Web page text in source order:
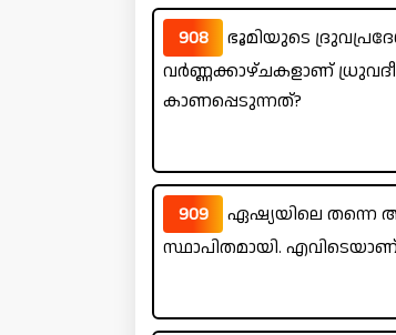
908
ഭൂമിയുടെ
വർണ്ണക്കാഴ്ചകളാണ്
കാണപ്പെടുന്നത്?
909
ഏഷ്യയിലെ തന്നെ
സ്ഥാപിതമായി.